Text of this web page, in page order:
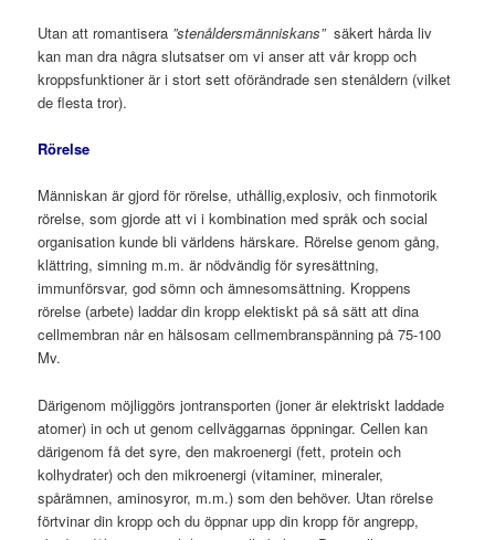
Utan att romantisera ”stenåldersmänniskans” säkert hårda liv
kan man dra några slutsatser om vi anser att vår kropp och
kroppsfunktioner är i stort sett oförändrade sen stenåldern (vilket
de flesta tror).
Rörelse
Människan är gjord för rörelse, uthållig,explosiv, och finmotorik
rörelse, som gjorde att vi i kombination med språk och social
organisation kunde bli världens härskare. Rörelse genom gång,
klättring, simning m.m. är nödvändig för syresättning,
immunförsvar, god sömn och ämnesomsättning. Kroppens
rörelse (arbete) laddar din kropp elektiskt på så sätt att dina
cellmembran når en hälsosam cellmembranspänning på 75-100
Mv.
Därigenom möjliggörs jontransporten (joner är elektriskt laddade
atomer) in och ut genom cellväggarnas öppningar. Cellen kan
därigenom få det syre, den makroenergi (fett, protein och
kolhydrater) och den mikroenergi (vitaminer, mineraler,
spårämnen, aminosyror, m.m.) som den behöver. Utan rörelse
förtvinar din kropp och du öppnar upp din kropp för angrepp,